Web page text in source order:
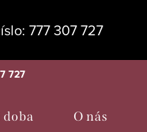
777 307 727
727
O nás